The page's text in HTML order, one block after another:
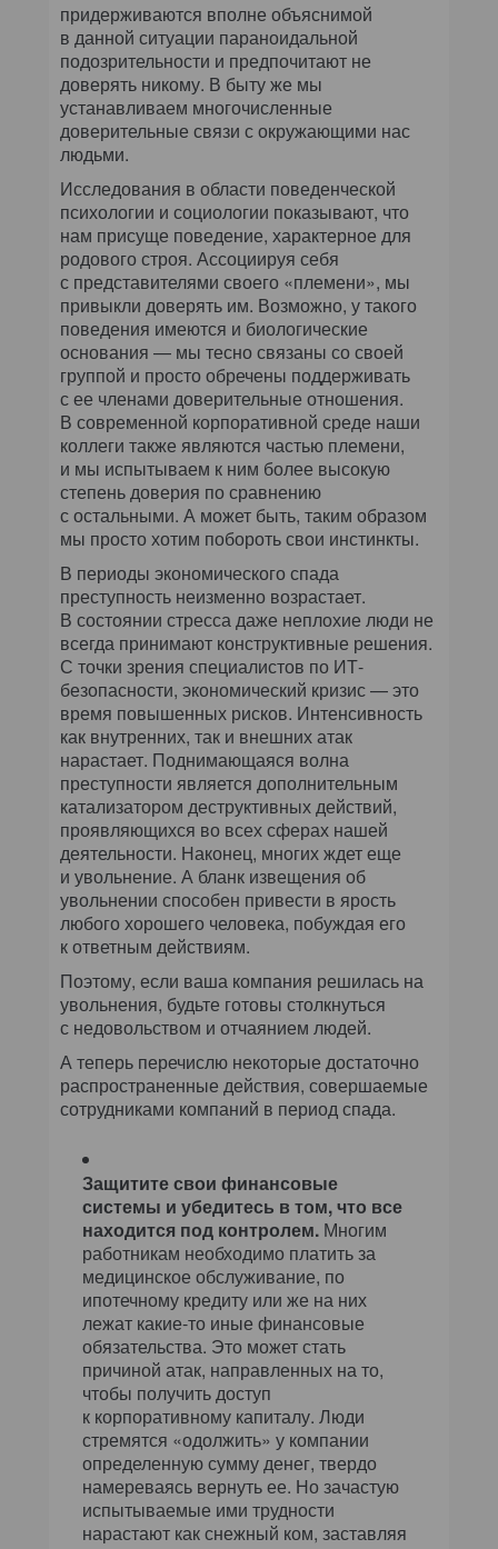
придерживаются вполне объяснимой
в данной ситуации параноидальной
подозрительности и предпочитают не
доверять никому. В быту же мы
устанавливаем многочисленные
доверительные связи с окружающими нас
людьми.
Исследования в области поведенческой
психологии и социологии показывают, что
нам присуще поведение, характерное для
родового строя. Ассоциируя себя
с представителями своего «племени», мы
привыкли доверять им. Возможно, у такого
поведения имеются и биологические
основания — мы тесно связаны со своей
группой и просто обречены поддерживать
с ее членами доверительные отношения.
В современной корпоративной среде наши
коллеги также являются частью племени,
и мы испытываем к ним более высокую
степень доверия по сравнению
с остальными. А может быть, таким образом
мы просто хотим побороть свои инстинкты.
В периоды экономического спада
преступность неизменно возрастает.
В состоянии стресса даже неплохие люди не
всегда принимают конструктивные решения.
С точки зрения специалистов по ИТ-
безопасности, экономический кризис — это
время повышенных рисков. Интенсивность
как внутренних, так и внешних атак
нарастает. Поднимающаяся волна
преступности является дополнительным
катализатором деструктивных действий,
проявляющихся во всех сферах нашей
деятельности. Наконец, многих ждет еще
и увольнение. А бланк извещения об
увольнении способен привести в ярость
любого хорошего человека, побуждая его
к ответным действиям.
Поэтому, если ваша компания решилась на
увольнения, будьте готовы столкнуться
с недовольством и отчаянием людей.
А теперь перечислю некоторые достаточно
распространенные действия, совершаемые
сотрудниками компаний в период спада.
Защитите свои финансовые
системы и убедитесь в том, что все
находится под контролем. Многим
работникам необходимо платить за
медицинское обслуживание, по
ипотечному кредиту или же на них
лежат какие-то иные финансовые
обязательства. Это может стать
причиной атак, направленных на то,
чтобы получить доступ
к корпоративному капиталу. Люди
стремятся «одолжить» у компании
определенную сумму денег, твердо
намереваясь вернуть ее. Но зачастую
испытываемые ими трудности
нарастают как снежный ком, заставляя